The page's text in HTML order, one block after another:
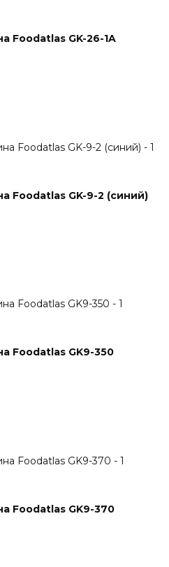
Foodatlas GK-26-1A
Foodatlas GK-9-2 (синий)
Foodatlas GK9-350
Foodatlas GK9-370